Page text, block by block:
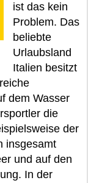
ist das kein
Problem. Das
beliebte
Urlaubsland
Italien besitzt
dem Wasser
die
der
insgesamt
und auf den
In der